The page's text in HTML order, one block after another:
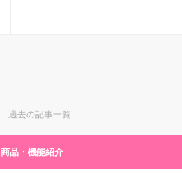
過去の記事一覧
商品・機能紹介